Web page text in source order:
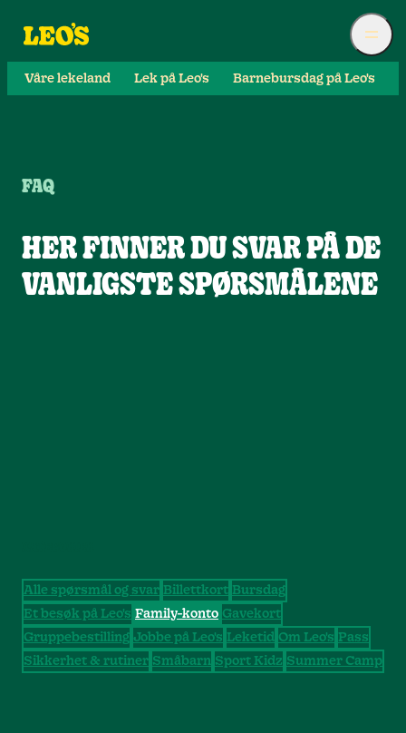
Våre lekeland Lek på Leo's Barnebursdag på Leo's
HER FINNER DU SVAR PÅ DE
VANLIGSTE SPØRSMÅLENE
FAQ
Alle spørsmål og svar Billettkort Bursdag
Et besøk på Leo's Family-konto Gavekort
Gruppebestilling Jobbe på Leo's Leketid Om Leo's Pass
Sikkerhet & rutiner Småbarn Sport Kidz Summer Camp